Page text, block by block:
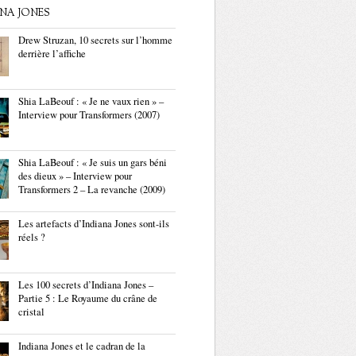
JONES
Drew Struzan, 10 secrets sur l’homme
derrière l’affiche
Shia LaBeouf : « Je ne vaux rien » –
Interview pour Transformers (2007)
Shia LaBeouf : « Je suis un gars béni
des dieux » – Interview pour
Transformers 2 – La revanche (2009)
Les artefacts d’Indiana Jones sont-ils
réels ?
Les 100 secrets d’Indiana Jones –
Partie 5 : Le Royaume du crâne de
cristal
Indiana Jones et le cadran de la